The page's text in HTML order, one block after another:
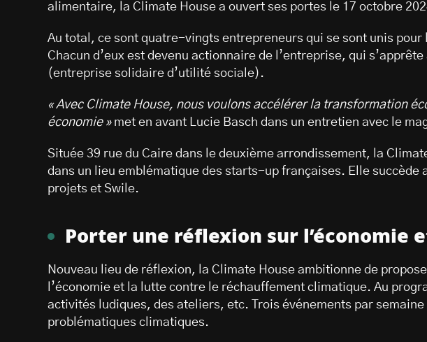
alimentaire, la Climate House a ouvert ses portes le 17 octobre
Au total, ce sont quatre-vingts entrepreneurs qui se sont unis
Chacun d’eux est devenu actionnaire de l’entreprise, qui
(entreprise solidaire d’utilité sociale).
« Avec Climate House, nous voulons accélérer la transformation
économie »met en avant Lucie Basch dans un entretien avec le
Située 39 rue du Caire dans le deuxième arrondissement, la
dans un lieu emblématique des starts-up françaises. Elle succède
projets et Swile.
Porter une réflexion sur l’économie
Nouveau lieu de réflexion, la Climate House ambitionne de
l’économie et la lutte contre le réchauffement climatique. Au
activités ludiques, des ateliers, etc. Trois événements par
problématiques climatiques.